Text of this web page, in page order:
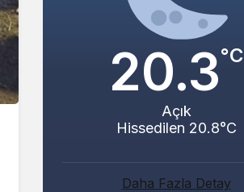
20.3°C
Açık
Hissedilen 20.8°C
Daha Fazla Detay